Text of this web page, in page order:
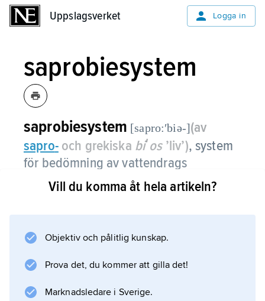
Uppslagsverket Logga in
saprobiesystem
saprobiesystem [sapro:ʹbiə-](av
sapro-och grekiska biʹos’liv’), system
för bedömning av vattendrags
föroreningsgrad.
organiska föroreningar och därav orsakade
Vill du komma åt hela artikeln?
Objektiv och pålitlig kunskap.
Prova det, du kommer att gilla det!
Marknadsledare i Sverige.